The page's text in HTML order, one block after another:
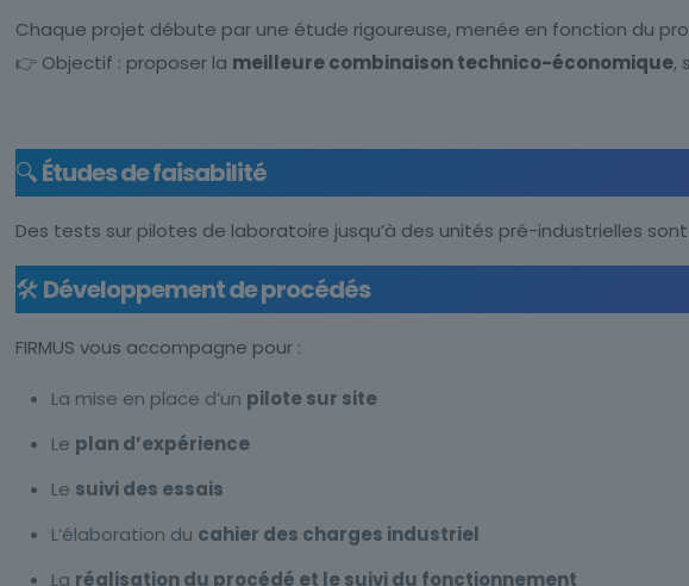
Chaque projet débute par une étude rigoureuse, menée en fonction du
👉 Objectif : proposer la meilleure combinaison technico-économique,
🔍Études de faisabilité
Des tests sur pilotes de laboratoire jusqu’à des unités pré-industrielles
🛠️Développement de procédés
FIRMUS vous accompagne pour :
La mise en place d’un pilote sur site
Le plan d’expérience
Le suivi des essais
L’élaboration du cahier des charges industriel
La réalisation du procédé et le suivi du fonctionnement